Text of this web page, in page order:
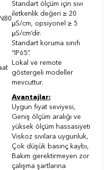
Standart ölçüm için sıvı
iletkenlik değeri ≥ 20
μS/cm, opsiyonel ≥ 5
μS/cm‘dir.
Standart koruma sınıfı
“IP65”.
Lokal ve remote
göstergeli modeller
mevcuttur.
Avantajlar:
Uygun fiyat seviyesi,
Geniş ölçüm aralığı ve
yüksek ölçüm hassasiyeti
Viskoz sıvılara uygunluk,
Çok düşük basınç kaybı,
Bakım gerektirmeyen zor
çalışma şartlarına